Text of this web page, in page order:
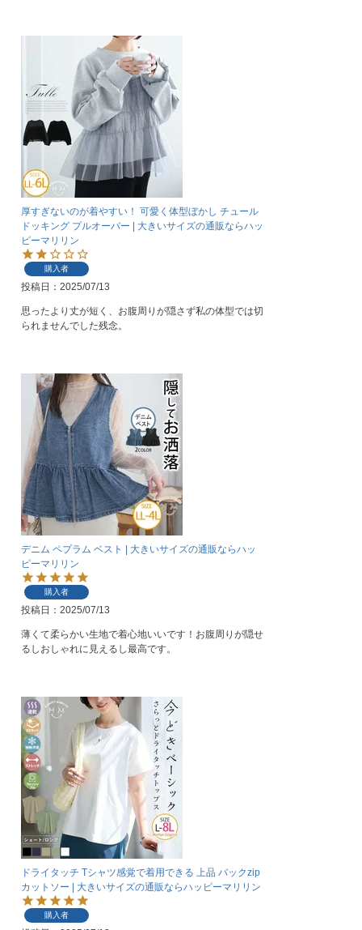
厚すぎないのが着やすい！ 可愛く体型ぼかし チュール
ドッキング プルオーバー | 大きいサイズの通販ならハッ
ピーマリリン
購入者
投稿日 2025/07/13
思ったより丈が短く、お腹周りが隠さず私の体型では切
られませんでした残念。
デニム ペプラム ベスト | 大きいサイズの通販ならハッ
ピーマリリン
購入者
投稿日 2025/07/13
薄くて柔らかい生地で着心地いいです！お腹周りが隠せ
るしおしゃれに見えるし最高です。
ドライタッチ Tシャツ感覚で着用できる 上品 バックzip
カットソー | 大きいサイズの通販ならハッピーマリリン
購入者